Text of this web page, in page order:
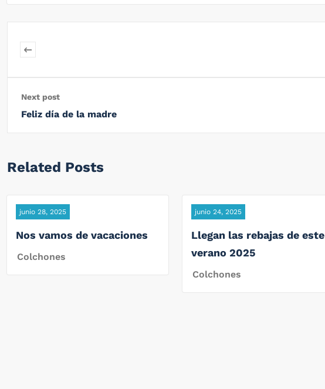
Next post
Feliz día de la madre
Related Posts
junio 28, 2025
Nos vamos de vacaciones
Colchones
junio 24, 2025
Llegan las rebajas de este
verano 2025
Colchones